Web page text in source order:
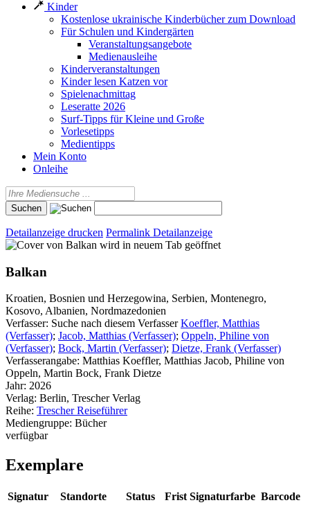
Kinder
Kostenlose ukrainische Kinderbücher zum Download
Für Schulen und Kindergärten
Veranstaltungsangebote
Medienausleihe
Kinderveranstaltungen
Kinder lesen Katzen vor
Spielenachmittag
Leseratte 2026
Surf-Tipps für Kleine und Große
Vorlesetipps
Medientipps
Mein Konto
Onleihe
Detailanzeige drucken Permalink Detailanzeige
wird in neuem Tab geöffnet
Balkan
Kroatien, Bosnien und Herzegowina, Serbien, Montenegro,
Kosovo, Albanien, Nordmazedonien
Verfasser: Suche nach diesem Verfasser Koeffler, Matthias
(Verfasser); Jacob, Matthias (Verfasser); Oppeln, Philine von
(Verfasser); Bock, Martin (Verfasser); Dietze, Frank (Verfasser)
Verfasserangabe: Matthias Koeffler, Matthias Jacob, Philine von
Oppeln, Martin Bock, Frank Dietze
Jahr: 2026
Verlag: Berlin, Trescher Verlag
Reihe: Trescher Reiseführer
Mediengruppe: Bücher
verfügbar
Exemplare
Signatur Standorte Status Frist Signaturfarbe Barcode